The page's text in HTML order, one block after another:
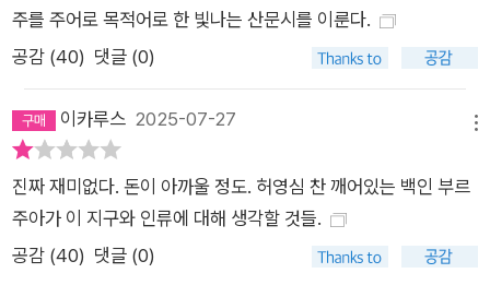
주를 주어로 목적어로 한 빛나는 산문시를 이룬다.
공감 (40) 댓글 (0)
이카루스 2025-07-27
진짜 재미없다. 돈이 아까울 정도. 허영심 찬 깨어있는 백인 부르
주아가 이 지구와 인류에 대해 생각할 것들.
공감 (40) 댓글 (0)